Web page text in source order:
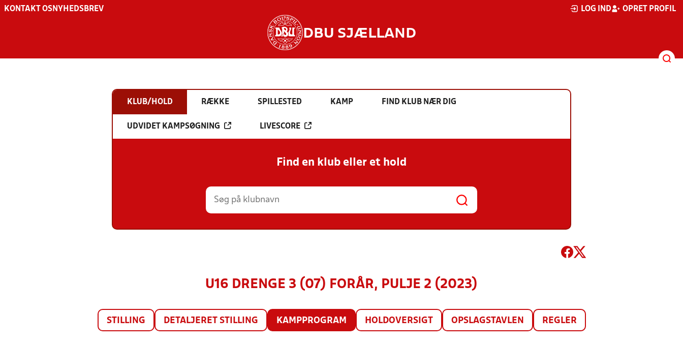
KONTAKT OS NYHEDSBREV LOG IND OPRET PROFIL
DBU SJÆLLAND
KLUB/HOLD RÆKKE SPILLESTED KAMP FIND KLUB NÆR DIG
UDVIDET KAMPSØGNING LIVESCORE
Find en klub eller et hold
U16 DRENGE 3 (07) FORÅR, PULJE 2 (2023)
STILLING DETALJERET STILLING KAMPPROGRAM HOLDOVERSIGT OPSLAGSTAVLEN REGLER